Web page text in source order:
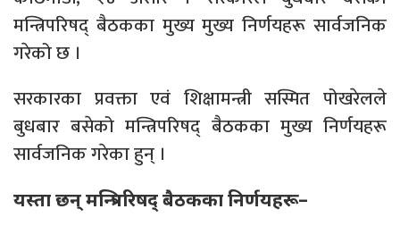
मन्त्रिपरिषद् बैठकका मुख्य मुख्य निर्णयहरू सार्वजनिक
गरेको छ ।
सरकारका प्रवक्ता एवं शिक्षामन्त्री सस्मित पोखरेलले
बुधबार बसेको मन्त्रिपरिषद् बैठकका मुख्य निर्णयहरू
सार्वजनिक गरेका हुन् ।
यस्ता छन् मन्त्रिपरिषद् बैठकका निर्णयहरू–